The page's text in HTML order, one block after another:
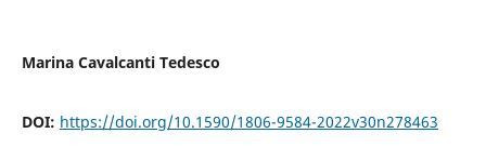
Marina Cavalcanti Tedesco
DOI: https://doi.org/10.1590/1806-9584-2022v30n278463